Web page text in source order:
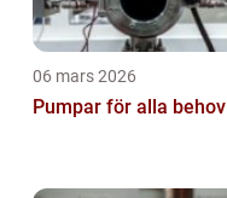
06 mars 2026
Pumpar för alla behov